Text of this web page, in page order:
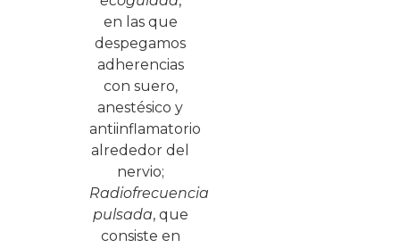
en las que
despegamos
adherencias
con suero,
anestésico y
antiinflamatorio
alrededor del
nervio;
Radiofrecuencia
pulsada, que
consiste en